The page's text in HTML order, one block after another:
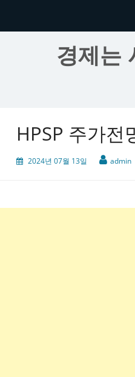
경제는
HPSP 주가전
2024년 07월 13일 admin